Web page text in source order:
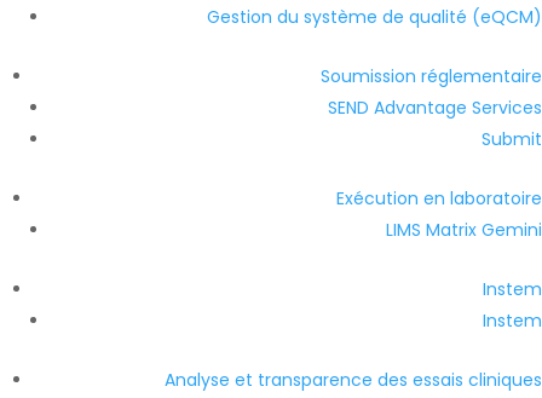
Gestion du système de qualité (eQCM)
Soumission réglementaire
SEND Advantage Services
Submit
Exécution en laboratoire
LIMS Matrix Gemini
Instem
Instem
Analyse et transparence des essais cliniques